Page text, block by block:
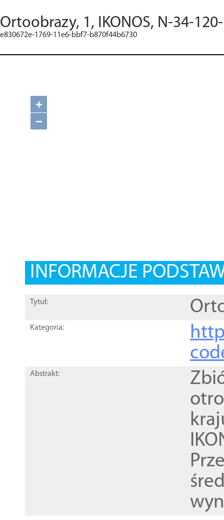
Ortoobrazy, 1, IKONOS, N-34-
e830672e-1769-11e6-bbf7-b870f44b6730
+
−
INFORMACJE
Tytuł:
Kategoria:
Abstrakt: